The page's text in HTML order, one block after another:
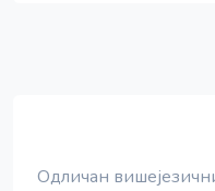
Одличан